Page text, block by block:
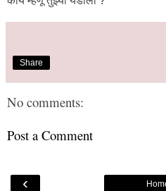
Share
No comments:
Post a Comment
‹